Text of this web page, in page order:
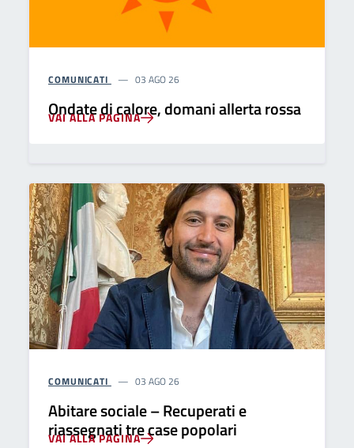
COMUNICATI 03 AGO 26
Ondate di calore, domani allerta rossa
VAI ALLA PAGINA
COMUNICATI 03 AGO 26
Abitare sociale – Recuperati e
riassegnati tre case popolari
VAI ALLA PAGINA